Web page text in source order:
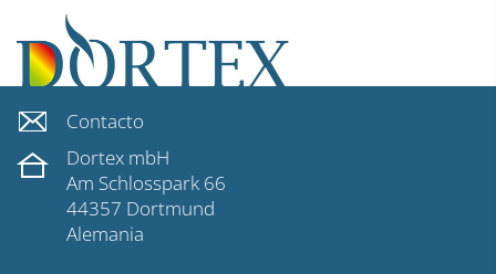
Contacto
Dortex mbH
Am Schlosspark 66
44357 Dortmund
Alemania